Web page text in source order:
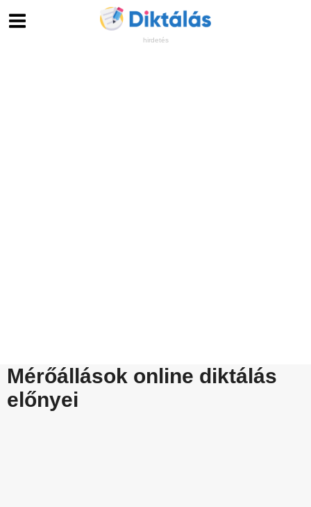
Mérőállások online diktálás
előnyei